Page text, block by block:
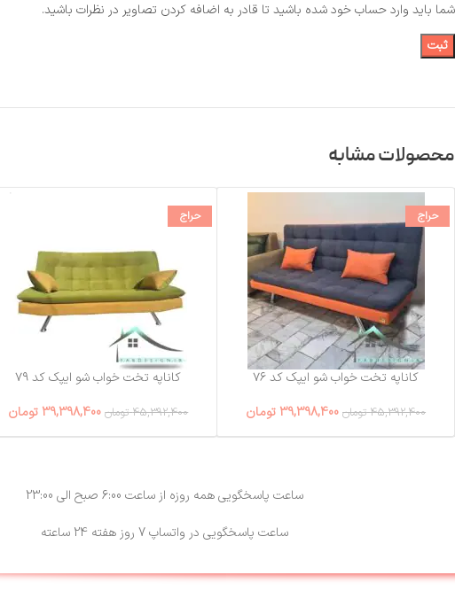
شما باید وارد حساب خود شده باشید تا قادر به اضافه کردن تصاویر در نظرات باشید.
محصولات مشابه
حراج
کاناپه تخت خواب شو ایپک کد ۷۶
45,392,400 تومان 39,398,400 تومان
حراج
کاناپه تخت خواب شو ایپک کد ۷۹
45,392,400 تومان 39,398,400 تومان
ساعت پاسخگویی همه روزه از ساعت 6:00 صبح الی 23:00
ساعت پاسخگویی در واتساپ 7 روز هفته 24 ساعته